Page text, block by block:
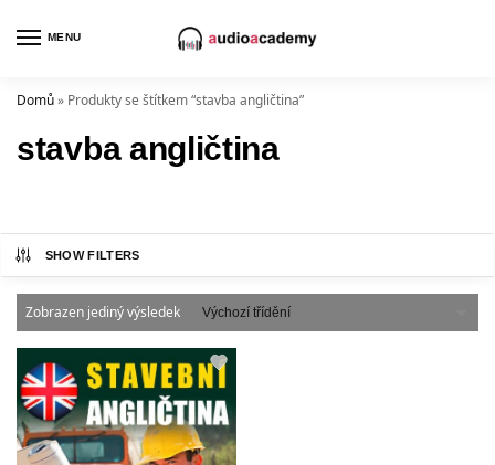
MENU
Domů» Produkty se štítkem “stavba angličtina”
stavba angličtina
SHOW FILTERS
Zobrazen jediný výsledek